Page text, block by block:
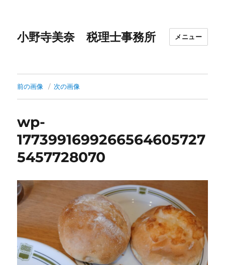
小野寺美奈 税理士事務所 メニュー
前の画像 次の画像
wp-
1773991699266564605727
5457728070